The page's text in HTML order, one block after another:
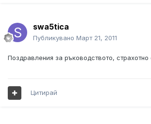
swa5tica
Публикувано Март 21, 2011
Поздравления за ръководството, страхотно
Цитирай